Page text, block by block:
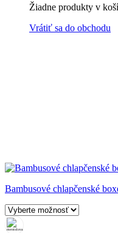
Žiadne produkty v
Vrátiť sa do obchodu
Bambusové chlapčenské